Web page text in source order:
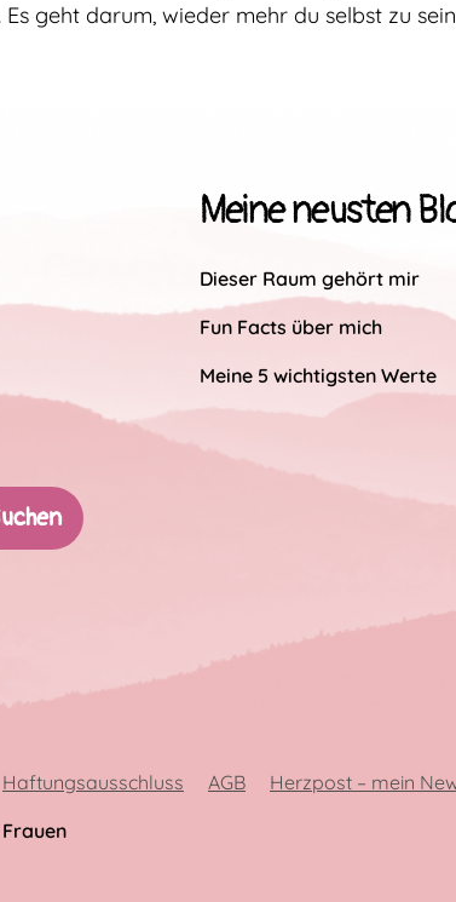
Es geht darum, wieder mehr du selbst zu
Meine neusten
Dieser Raum gehört mir
Fun Facts über mich
Meine 5 wichtigsten Werte
Haftungsausschluss AGB Herzpost – mein